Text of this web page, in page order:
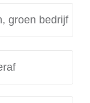
groen bedrijf